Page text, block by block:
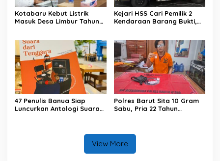
Kotabaru Kebut Listrik
Masuk Desa Limbur Tahun
Kejari HSS Cari Pemilik 2
Kendaraan Barang Bukti,
47 Penulis Banua Siap
Luncurkan Antologi Suara
Polres Barut Sita 10 Gram
Sabu, Pria 22 Tahun
View More